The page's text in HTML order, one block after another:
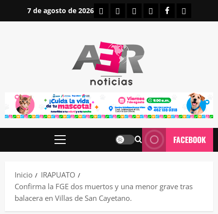
7 de agosto de 2026 INICIOIRAPUATO
ESTATALES
NACIONALES
FACEBOOK
Menú
FACEBOOK
Inicio
IRAPUATO
Confirma la FGE dos muertos y una menor grave tras
balacera en Villas de San Cayetano.